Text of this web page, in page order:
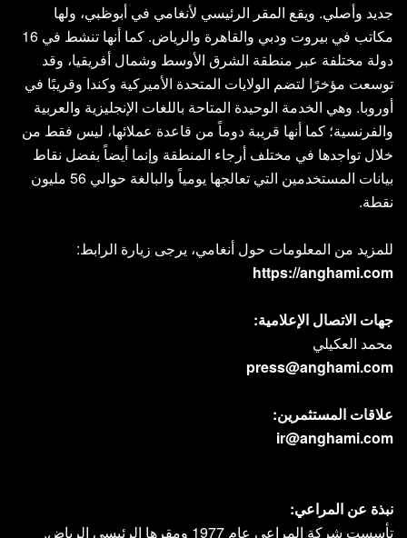
جديد وأصلي. ويقع المقر الرئيسي لأنغامي في أبوظبي، ولها
مكاتب في بيروت ودبي والقاهرة والرياض. كما أنها تنشط في 16
دولة مختلفة عبر منطقة الشرق الأوسط وشمال أفريقيا، وقد
توسعت مؤخرًا لتضم الولايات المتحدة الأميركية وكندا وقريبًا في
أوروبا. وهي الخدمة الوحيدة المتاحة باللغات الإنجليزية والعربية
والفرنسية؛ كما أنها قريبة دوماً من قاعدة عملائها، ليس فقط من
خلال تواجدها في مختلف أرجاء المنطقة وإنما أيضاً بفضل نقاط
بيانات المستخدمين التي تعالجها يومياً والبالغة حوالي 56 مليون
نقطة.
للمزيد من المعلومات حول أنغامي، يرجى زيارة الرابط:
https://anghami.com
جهات الاتصال الإعلامية:
محمد العكيلي
press@anghami.com
علاقات المستثمرين:
ir@anghami.com
نبذة عن المراعي:
تأسست شركة المراعي عام 1977 ومقرها الرئيسي الرياض.